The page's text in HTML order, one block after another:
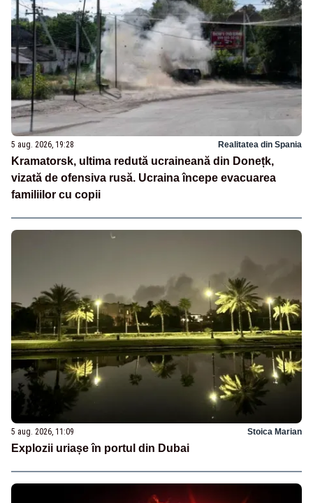
5 aug. 2026, 19:28 Realitatea din Spania
Kramatorsk, ultima redută ucraineană din Donețk,
vizată de ofensiva rusă. Ucraina începe evacuarea
familiilor cu copii
5 aug. 2026, 11:09 Stoica Marian
Explozii uriașe în portul din Dubai